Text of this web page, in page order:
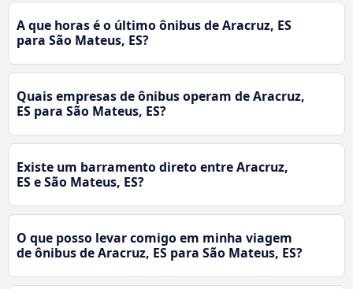
A que horas é o último ônibus de Aracruz, ES
para São Mateus, ES?
Quais empresas de ônibus operam de Aracruz,
ES para São Mateus, ES?
Existe um barramento direto entre Aracruz,
ES e São Mateus, ES?
O que posso levar comigo em minha viagem
de ônibus de Aracruz, ES para São Mateus, ES?